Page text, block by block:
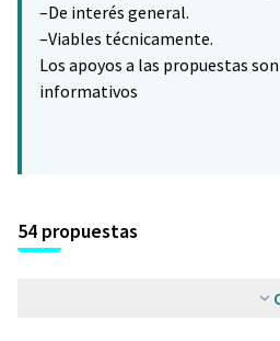
–De interés general.
–Viables técnicamente.
Los apoyos a las propuestas
informativos
54 propuestas